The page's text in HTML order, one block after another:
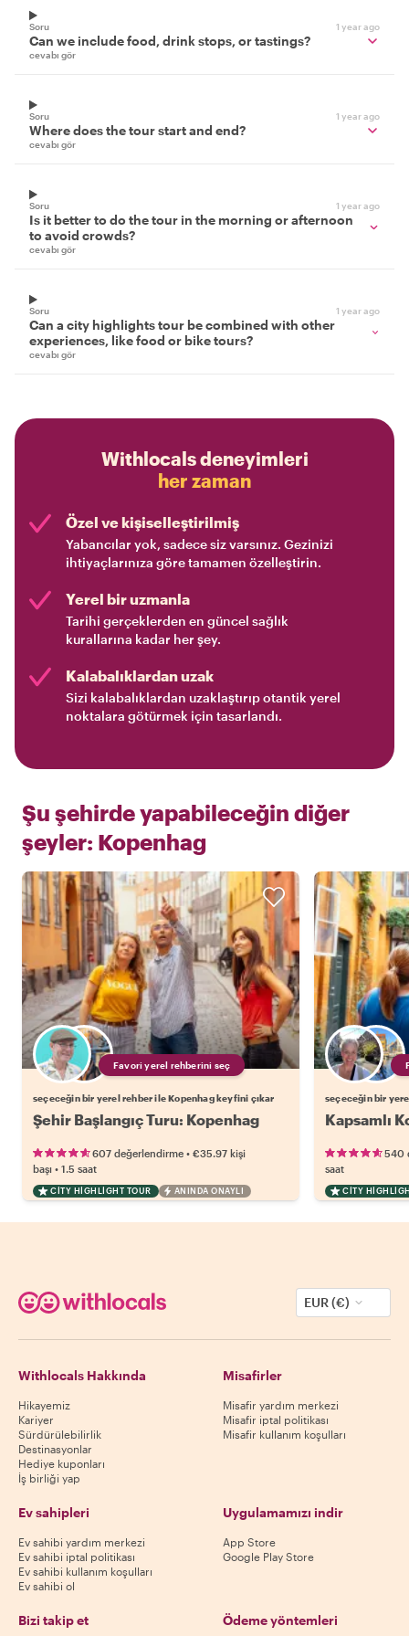
Soru 1 year ago
Can we include food, drink stops, or tastings?
cevabı gör
Soru 1 year ago
Where does the tour start and end?
cevabı gör
Soru 1 year ago
Is it better to do the tour in the morning or afternoon
to avoid crowds?
cevabı gör
Soru 1 year ago
Can a city highlights tour be combined with other
experiences, like food or bike tours?
cevabı gör
Withlocals deneyimleri
her zaman
Özel ve kişiselleştirilmiş
Yabancılar yok, sadece siz varsınız. Gezinizi
ihtiyaçlarınıza göre tamamen özelleştirin.
Yerel bir uzmanla
Tarihi gerçeklerden en güncel sağlık
kurallarına kadar her şey.
Kalabalıklardan uzak
Sizi kalabalıklardan uzaklaştırıp otantik yerel
noktalara götürmek için tasarlandı.
Şu şehirde yapabileceğin diğer
şeyler: Kopenhag
Favori yerel rehberini seç
seçeceğin bir yerel rehber ile Kopenhag keyfini çıkar
Şehir Başlangıç Turu: Kopenhag
607 değerlendirme • €35.97 kişi
başı • 1.5 saat
CITY HIGHLIGHT TOUR ANINDA ONAYLI
seçeceğin bir
Kapsamlı
540
saat
CITY
EUR (€)
Withlocals Hakkında
Hikayemiz
Kariyer
Sürdürülebilirlik
Destinasyonlar
Hediye kuponları
İş birliği yap
Misafirler
Misafir yardım merkezi
Misafir iptal politikası
Misafir kullanım koşulları
Ev sahipleri
Ev sahibi yardım merkezi
Ev sahibi iptal politikası
Ev sahibi kullanım koşulları
Ev sahibi ol
Uygulamamızı indir
App Store
Google Play Store
Bizi takip et Ödeme yöntemleri